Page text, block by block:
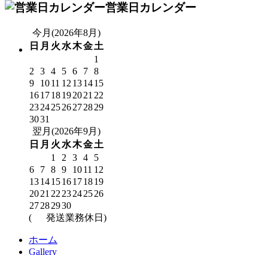
営業日カレンダー
今月(2026年8月)
日 月 火 水木金土
1
2
3 4 5 6 7 8
9
1011 12 131415
161718192021 22
23242526272829
3031
翌月(2026年9月)
日 月 火 水木金土
1
2 3 4
5
6
7 8 9 1011 12
13141516171819
2021 22 23242526
27282930
(
発送業務休日)
ホーム
Gallery